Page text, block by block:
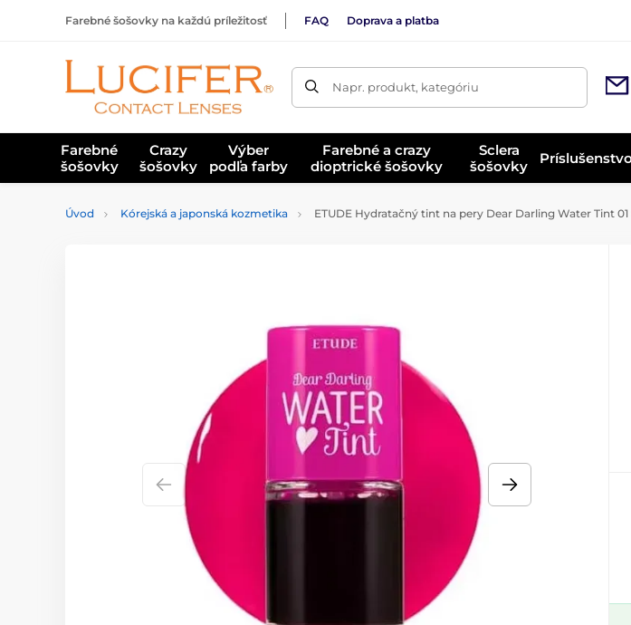
Farebné šošovky na každú príležitosť FAQ Doprava a platba
Napr. produkt, kategóriu
Farebné
šošovky
Crazy
šošovky
Výber
podľa farby
Farebné a crazy
dioptrické šošovky
Sclera
šošovky
Príslušenstvo
Úvod Kórejská a japonská kozmetika ETUDE Hydratačný tint na pery Dear Darling Water Tint